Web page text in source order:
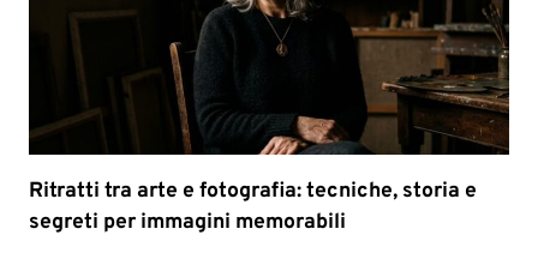
Ritratti tra arte e fotografia: tecniche, storia e
segreti per immagini memorabili